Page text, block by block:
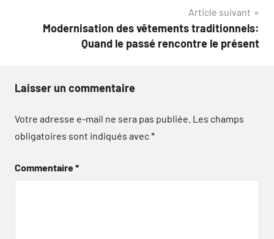
Article suivant
Modernisation des vêtements traditionnels:
Quand le passé rencontre le présent
Laisser un commentaire
Votre adresse e-mail ne sera pas publiée. Les champs
obligatoires sont indiqués avec*
Commentaire*